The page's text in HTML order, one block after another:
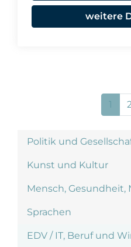
Politik und
Kunst und Kultur
Mensch,
Sprachen
EDV / IT, Beruf und
weitere
1